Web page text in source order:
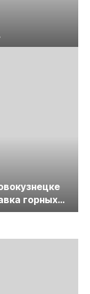
экспертизы
горных
России и